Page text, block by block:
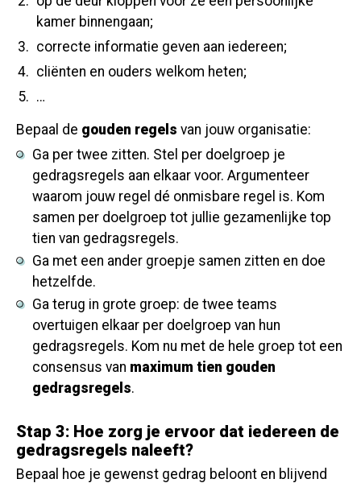
kamer binnengaan;
correcte informatie geven aan iedereen;
cliënten en ouders welkom heten;
…
Bepaal de gouden regels van jouw organisatie:
Ga per twee zitten. Stel per doelgroep je
gedragsregels aan elkaar voor. Argumenteer
waarom jouw regel dé onmisbare regel is. Kom
samen per doelgroep tot jullie gezamenlijke top
tien van gedragsregels.
Ga met een ander groepje samen zitten en doe
hetzelfde.
Ga terug in grote groep: de twee teams
overtuigen elkaar per doelgroep van hun
gedragsregels. Kom nu met de hele groep tot een
consensus van maximum tien gouden
gedragsregels.
Stap 3: Hoe zorg je ervoor dat iedereen de
gedragsregels naleeft?
Bepaal hoe je gewenst gedrag beloont en blijvend